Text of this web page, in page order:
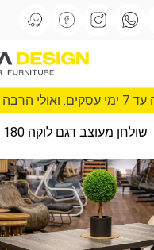
לפני...
שולחן מעוצב דגם לוקה 180